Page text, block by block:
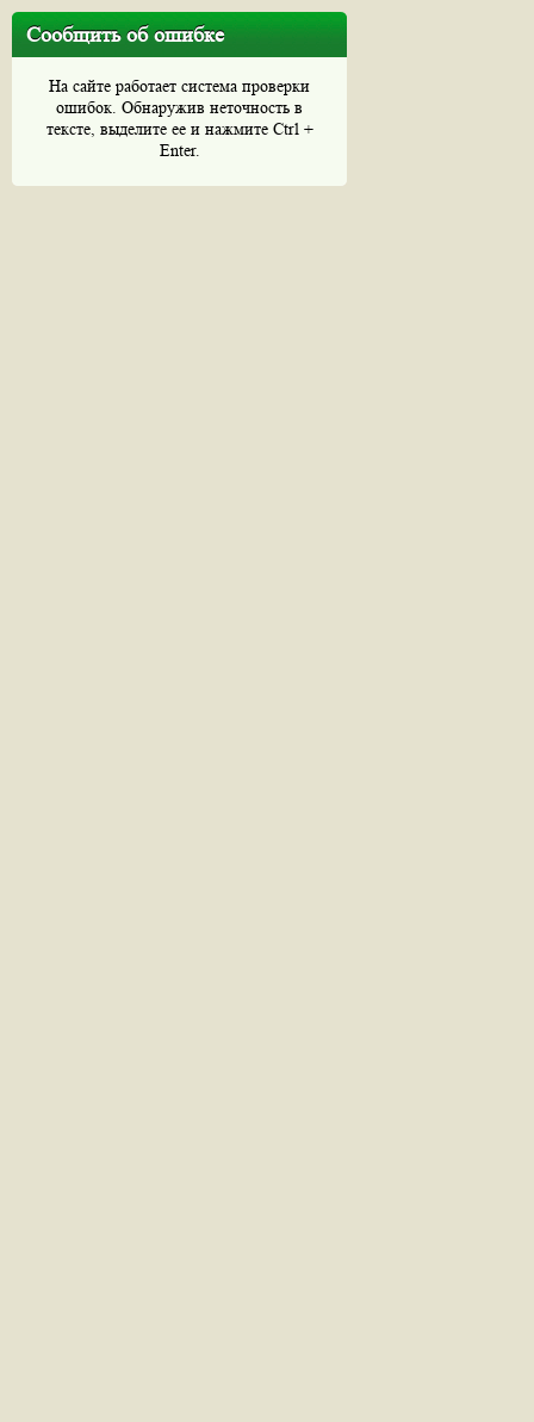
Сообщить об ошибке
На сайте работает система проверки
ошибок. Обнаружив неточность в
тексте, выделите ее и нажмите Ctrl +
Enter.